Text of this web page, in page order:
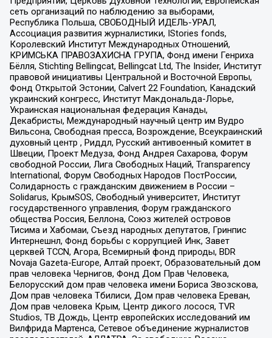
сеть организаций по наблюдению за выборами,
Республика Польша, СВОБОДНЫЙ ИДЕЛЬ-УРАЛ,
Ассоциация развития журналистики, IStories fonds,
Королевский Институт Международных Отношений,
КРИМСЬКА ПРАВОЗАХИСНА ГРУПА, Фонд имени Генриха
Бёлля, Stichting Bellingcat, Bellingcat Ltd, The Insider, Институт
правовой инициативы Центральной и Восточной Европы,
Фонд Открытой Эстонии, Calvert 22 Foundation, Канадский
украинский конгресс, Институт Макдональда-Лорье,
Украинская национальная федерация Канады,
Декабристы, Международный научный центр им Вудро
Вильсона, Свободная пресса, Возрождение, Всеукраинский
духовный центр , Риддл, Русский антивоенный комитет в
Швеции, Проект Медуза, Фонд Андрея Сахарова, Форум
свободной России, Лига Свободных Наций, Transparеncy
International, Форум Свободных Народов ПостРоссии,
Солидарность с гражданским движением в России –
Solidarus, КрымSOS, Свободный университет, Институт
государственного управления, Форум гражданского
общества Россия, Беллона, Союз жителей островов
Тисима и Хабомаи, Съезд народных депутатов, Гринпис
Интернешнл, Фонд борьбы с коррупцией Инк, Завет
церквей TCCN, Агора, Всемирный фонд природы, BDR
Novaja Gazeta-Europe, Алтай проект, Образовательный дом
прав человека Чернигов, Фонд Дом Прав Человека,
Белорусский дом прав человека имени Бориса Звозскова,
Дом прав человека Тбилиси, Дом прав человека Ереван,
Дом прав человека Крым, Центр дикого лосося, TVR
Studios, ТВ Дождь, Центр европейских исследований им
Вилфрида Мартенса, Сетевое объединение журналистов